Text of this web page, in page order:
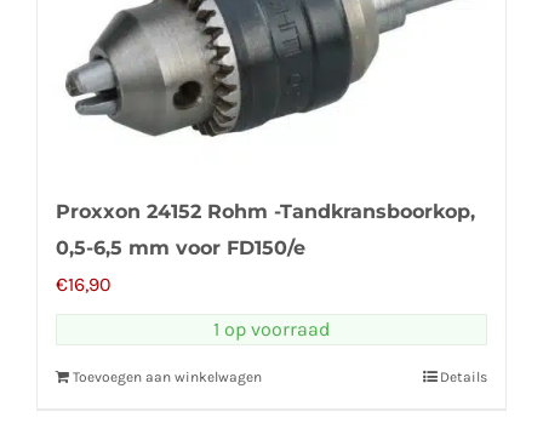
Proxxon 24152 Rohm -Tandkransboorkop,
0,5-6,5 mm voor FD150/e
€16,90
1 op voorraad
Toevoegen aan winkelwagen Details